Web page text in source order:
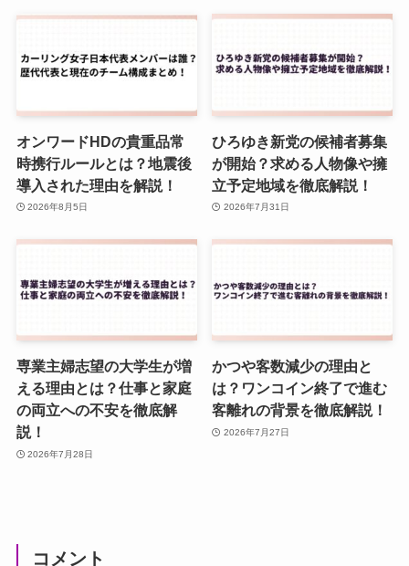
オンワードHDの貴重品常
時携行ルールとは？地震後
導入された理由を解説！
2026年8月5日
ひろゆき新党の候補者募集
が開始？求める人物像や擁
立予定地域を徹底解説！
2026年7月31日
専業主婦志望の大学生が増
える理由とは？仕事と家庭
の両立への不安を徹底解
説！
2026年7月28日
かつや客数減少の理由と
は？ワンコイン終了で進む
客離れの背景を徹底解説！
2026年7月27日
コメント